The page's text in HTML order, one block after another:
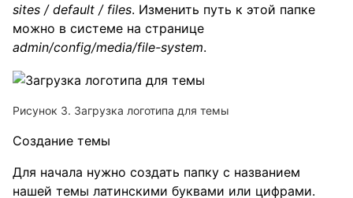
sites / default / files. Изменить путь к этой папке
можно в системе на странице
admin/config/media/file-system.
Рисунок 3. Загрузка логотипа для темы
Создание темы
Для начала нужно создать папку с названием
нашей темы латинскими буквами или цифрами.